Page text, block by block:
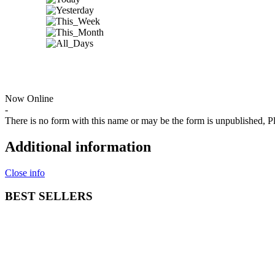
Now Online
-
There is no form with this name or may be the form is unpublished,
Additional information
Close info
BEST SELLERS